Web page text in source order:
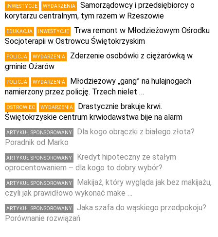
INWESTYCJE WYDARZENIA
Samorządowcy i przedsiębiorcy o
korytarzu centralnym, tym razem w Rzeszowie
EDUKACJA INWESTYCJE
Trwa remont w Młodzieżowym Ośrodku
Socjoterapii w Ostrowcu Świętokrzyskim
POLICJA WYDARZENIA
Zderzenie osobówki z ciężarówką w
gminie Ożarów
POLICJA WYDARZENIA
Młodzieżowy „gang” na hulajnogach
namierzony przez policję. Trzech nielet …
OSTROWIEC WYDARZENIA
Drastycznie brakuje krwi.
Świętokrzyskie centrum krwiodawstwa bije na alarm
ARTYKUŁ SPONSOROWANY
Dla kogo obrączki z białego złota?
Poradnik od Marko
ARTYKUŁ SPONSOROWANY
Kredyt hipoteczny ze stałym
oprocentowaniem – dla kogo to dobry wybór?
ARTYKUŁ SPONSOROWANY
Makijaż, który wygląda jak bez makijażu,
czyli jak prawidłowo wykonać make …
ARTYKUŁ SPONSOROWANY
Jaka szafa do wąskiego przedpokoju?
Porównanie rozwiązań